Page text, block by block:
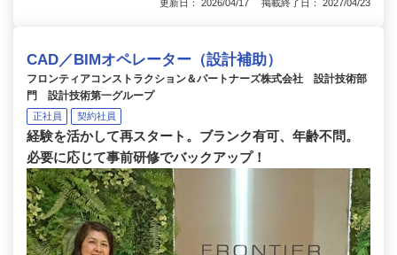
更新日： 2026/04/17 掲載終了日： 2027/04/23
CAD／BIMオペレーター（設計補助）
フロンティアコンストラクション＆パートナーズ株式会社 設計技術部
門 設計技術第一グループ
正社員 契約社員
経験を活かして再スタート。ブランク有可、年齢不問。
必要に応じて事前研修でバックアップ！